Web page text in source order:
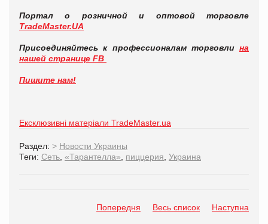
Портал о розничной и оптовой торговле
TradeMaster.UA
Присоединяйтесь к профессионалам торговли на
нашей странице FB
Пишите нам!
Ексклюзивні матеріали TradeMaster.ua
Раздел: > Новости Украины
Теги: Сеть, «Тарантелла», пиццерия, Украина
Попередня Весь список Наступна